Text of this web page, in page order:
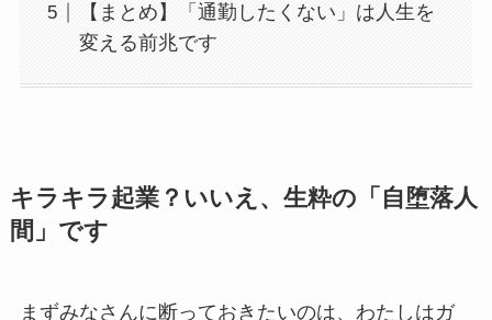
【まとめ】「通勤したくない」は人生を
変える前兆です
キラキラ起業？いいえ、生粋の「自堕落人
間」です
まずみなさんに断っておきたいのは、わたしはガ